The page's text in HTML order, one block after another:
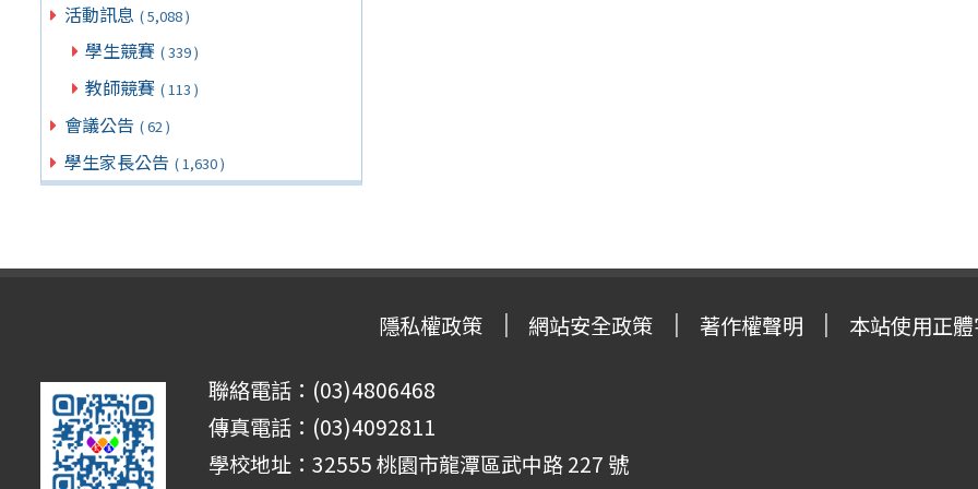
活動訊息 ( 5,088 )
學生競賽 ( 339 )
教師競賽 ( 113 )
會議公告 ( 62 )
學生家長公告 ( 1,630 )
隱私權政策 網站安全政策 著作權聲明 本站使用正
聯絡電話：(03)4806468
傳真電話：(03)4092811
學校地址：32555 桃園市龍潭區武中路 227 號